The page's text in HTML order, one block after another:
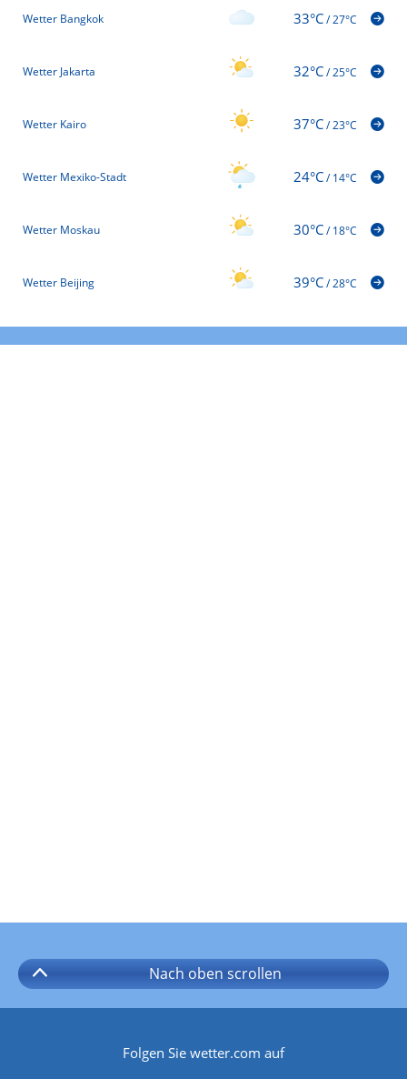
Wetter Bangkok 33°C/27°C
Wetter Jakarta 32°C/25°C
Wetter Kairo 37°C/23°C
Wetter Mexiko-Stadt 24°C/14°C
Wetter Moskau 30°C/18°C
Wetter Beijing 39°C/28°C
Nach oben scrollen
Folgen Sie wetter.com auf